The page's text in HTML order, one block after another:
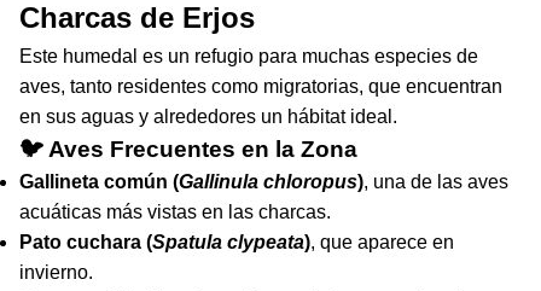
Charcas de Erjos
Este humedal es un refugio para muchas especies de
aves, tanto residentes como migratorias, que encuentran
en sus aguas y alrededores un hábitat ideal.
🐦 Aves Frecuentes en la Zona
Gallineta común (Gallinula chloropus), una de las aves
acuáticas más vistas en las charcas.
Pato cuchara (Spatula clypeata), que aparece en
invierno.